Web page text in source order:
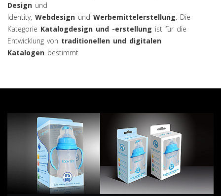
Design und
Identity, Webdesign und Werbemittelerstellung. Die
Kategorie Katalogdesign und -erstellung ist für die
Entwicklung von traditionellen und digitalen
Katalogen bestimmt